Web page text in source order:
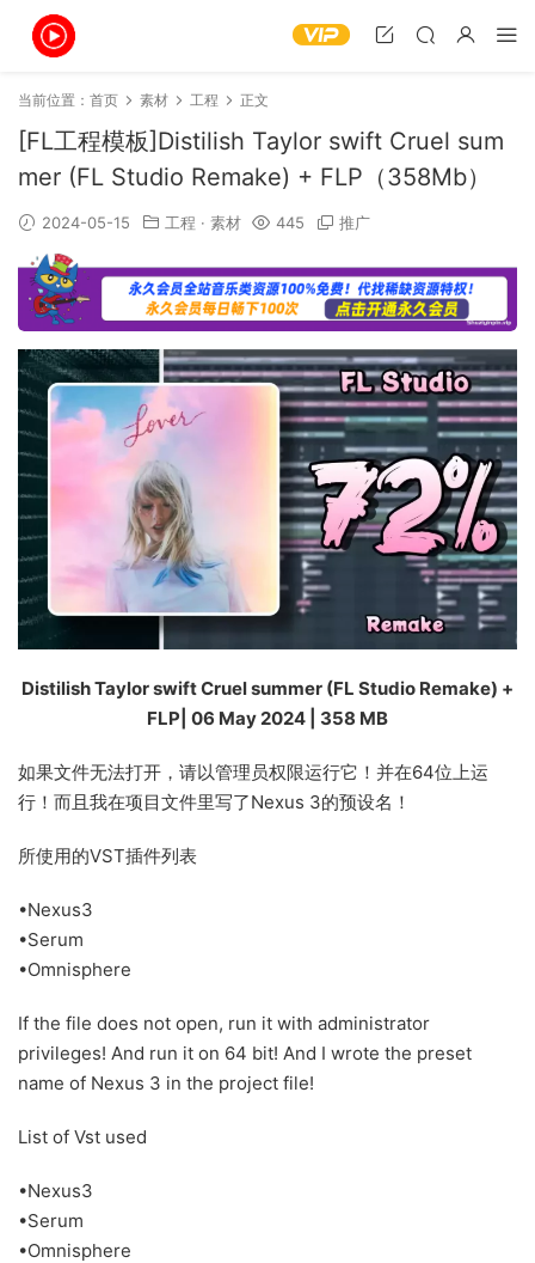
当前位置： 首页 素材 工程 正文
[FL工程模板]Distilish Taylor swift Cruel sum
mer (FL Studio Remake) + FLP（358Mb）
2024-05-15 工程 · 素材 445 推广
Distilish Taylor swift Cruel summer (FL Studio Remake) +
FLP| 06 May 2024 | 358 MB
如果文件无法打开，请以管理员权限运行它！并在64位上运
行！而且我在项目文件里写了Nexus 3的预设名！
所使用的VST插件列表
•Nexus3
•Serum
•Omnisphere
If the file does not open, run it with administrator
privileges! And run it on 64 bit! And I wrote the preset
name of Nexus 3 in the project file!
List of Vst used
•Nexus3
•Serum
•Omnisphere